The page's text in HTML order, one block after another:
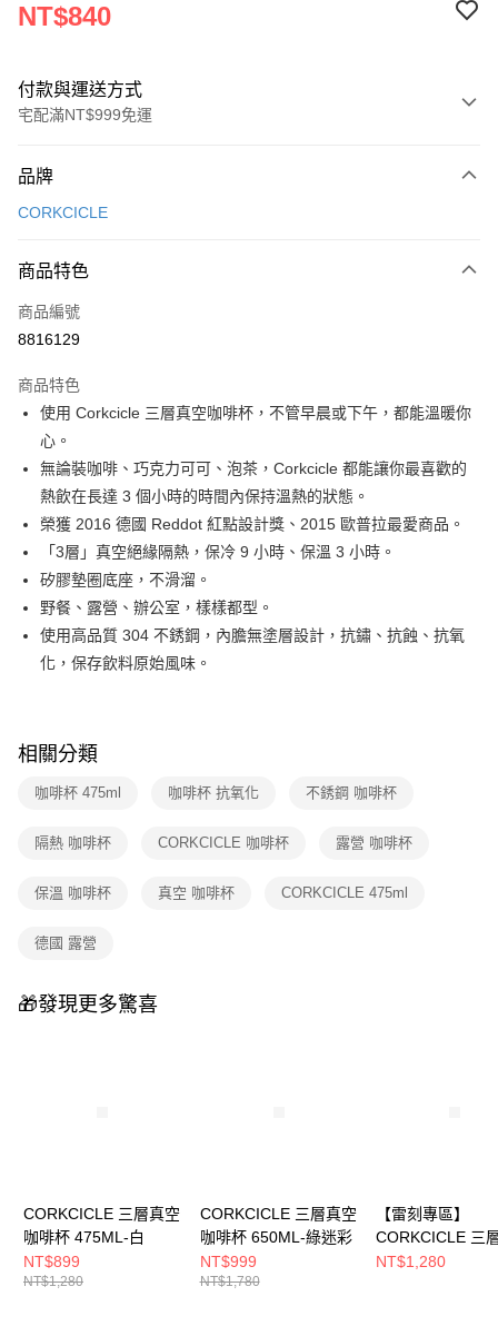
NT$840
付款與運送方式
宅配滿NT$999免運
信用卡一次付款
3 期 0 利率 每期
合作金庫商業銀行
上海商業儲蓄銀行
臺灣中小企業銀行
匯豐（台灣）商業銀行
華泰商業銀行
聯邦商業銀行
元大商業銀行
永豐商業銀行
玉山商業銀行
星展（台灣）商業銀行
台灣樂天信用卡公司
合作金庫商業銀行
上海商業儲蓄銀行
國泰世華商業銀行
兆豐國際商業銀行
匯豐（台灣）商業銀行
聯邦商業銀行
遠東國際商業銀行
元大商業銀行
永豐商業銀行
玉山商業銀行
星展（台灣）商業銀行
台新國際商業銀行
中國信託商業銀行
即享券
LINE Pay
Apple Pay
街口支付
Google Pay
大哥付你分期
相關說明
【大哥付你分期使用說明】
1.本服務由台灣大哥大提供，台灣大哥大用戶可立即使用無須另外申請。
2.付款方式選擇「大哥付你分期」，訂單成立後會自動跳轉到大哥付的交易
流程，驗證手機門號後，選擇欲分期的期數、繳款截止日，確認付款後即完
法說明評估內容。
1.分期款項不併入電信帳單，「大哥付你分期」於每月結算日後寄送繳費提
2.透過簡訊連結打開帳單後，可選擇「超商條碼／台灣大直營門市／銀行轉
【注意事項】
用戶於交易時，得透過本服務購買商品或服務，並由商店將買賣／分期付款
資料（包含姓名、電話或地址）提供予台灣大哥大進項蒐集、處理及利用，
ATM付款
運送方式
品牌
CORKCICLE
商品特色
商品編號
8816129
商品特色
使用 Corkcicle 三層真空咖啡杯，不管早晨或下午，都能溫暖你
心。
無論裝咖啡、巧克力可可、泡茶，Corkcicle 都能讓你最喜歡的
熱飲在長達 3 個小時的時間內保持溫熱的狀態。
榮獲 2016 德國 Reddot 紅點設計獎、2015 歐普拉最愛商品。
「3層」真空絕緣隔熱，保冷 9 小時、保溫 3 小時。
矽膠墊圈底座，不滑溜。
野餐、露營、辦公室，樣樣都型。
使用高品質 304 不銹鋼，內膽無塗層設計，抗鏽、抗蝕、抗氧
化，保存飲料原始風味。
相關分類
咖啡杯 475ml 咖啡杯 抗氧化 不銹鋼 咖啡杯
隔熱 咖啡杯 CORKCICLE 咖啡杯 露營 咖啡杯
保溫 咖啡杯 真空 咖啡杯 CORKCICLE 475ml
德國 露營
🎁發現更多驚喜
CORKCICLE 三層真空
咖啡杯 475ML-白
NT$899
NT$1,280
CORKCICLE 三層真空
咖啡杯 650ML-綠迷彩
NT$999
NT$1,780
【雷刻專區】
CORKCICLE 三
咖啡杯 475ML-白
NT$1,280